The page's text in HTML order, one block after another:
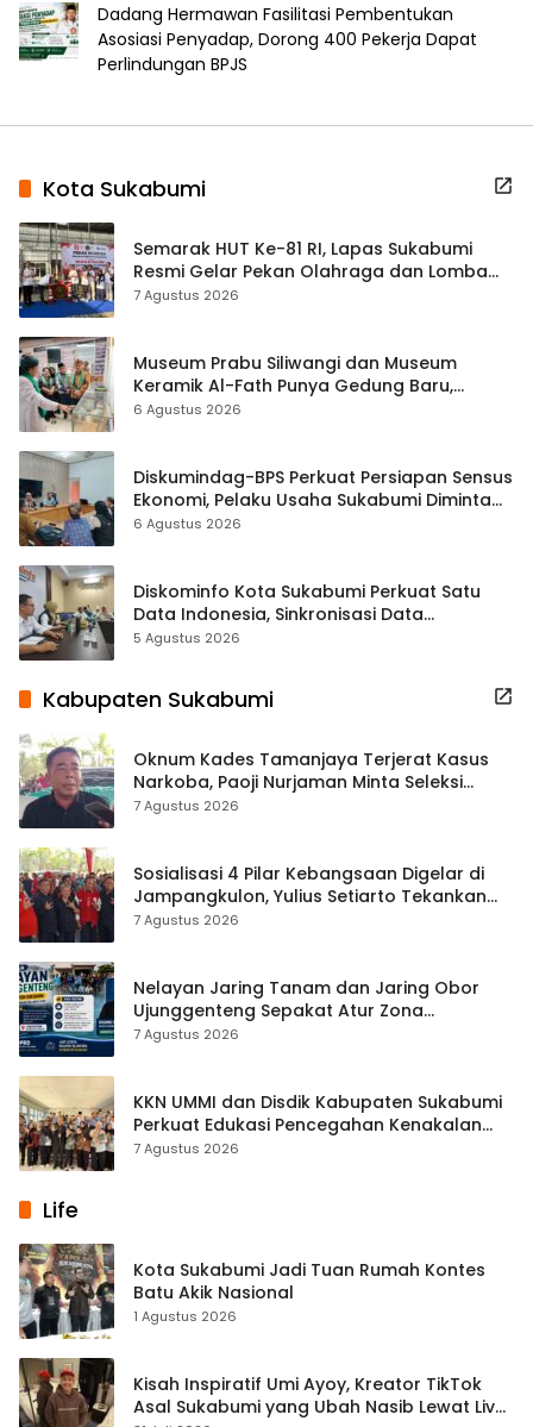
Dadang Hermawan Fasilitasi Pembentukan
Asosiasi Penyadap, Dorong 400 Pekerja Dapat
Perlindungan BPJS
Kota Sukabumi
Semarak HUT Ke-81 RI, Lapas Sukabumi
Resmi Gelar Pekan Olahraga dan Lomba
Tradisional
7 Agustus 2026
Museum Prabu Siliwangi dan Museum
Keramik Al-Fath Punya Gedung Baru,
Hampir 500 Koleksi Dipisahkan
6 Agustus 2026
Diskumindag-BPS Perkuat Persiapan Sensus
Ekonomi, Pelaku Usaha Sukabumi Diminta
Terbuka Beri Data
6 Agustus 2026
Diskominfo Kota Sukabumi Perkuat Satu
Data Indonesia, Sinkronisasi Data
Kewilayahan Dikebut
5 Agustus 2026
Kabupaten Sukabumi
Oknum Kades Tamanjaya Terjerat Kasus
Narkoba, Paoji Nurjaman Minta Seleksi
Calon Kades Diperketat
7 Agustus 2026
Sosialisasi 4 Pilar Kebangsaan Digelar di
Jampangkulon, Yulius Setiarto Tekankan
Pentingnya Persatuan
7 Agustus 2026
Nelayan Jaring Tanam dan Jaring Obor
Ujunggenteng Sepakat Atur Zona
Penangkapan
7 Agustus 2026
KKN UMMI dan Disdik Kabupaten Sukabumi
Perkuat Edukasi Pencegahan Kenakalan
Remaja di SMPN 2 Tegalbuleud
7 Agustus 2026
Life
Kota Sukabumi Jadi Tuan Rumah Kontes
Batu Akik Nasional
1 Agustus 2026
Kisah Inspiratif Umi Ayoy, Kreator TikTok
Asal Sukabumi yang Ubah Nasib Lewat Live